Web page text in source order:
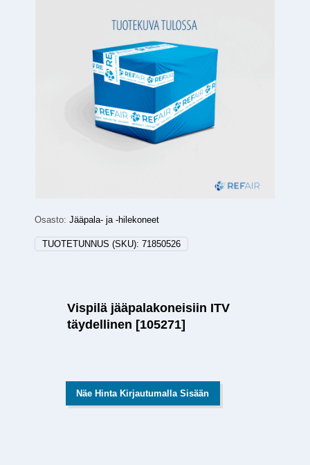
Osasto: Jääpala- ja -hilekoneet
TUOTETUNNUS (SKU): 71850526
Vispilä jääpalakoneisiin ITV
täydellinen [105271]
Näe Hinta Kirjautumalla Sisään